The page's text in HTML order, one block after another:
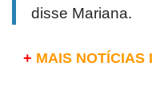
disse Mariana.
+ MAIS NOTÍCIAS